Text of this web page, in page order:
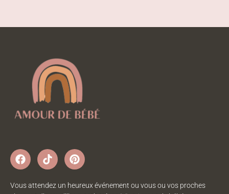
Vous attendez un heureux événement ou vous ou vos proches